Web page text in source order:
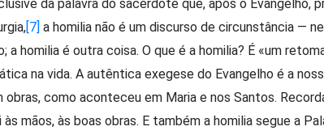
da palavra do sacerdote que, após o Evangelho,
[7] a homilia não é um discurso de circunstância —
a homilia é outra coisa. O que é a homilia? É «um
na vida. A autêntica exegese do Evangelho é a
como aconteceu em Maria e nos Santos.
mãos, às boas obras. E também a homilia segue a